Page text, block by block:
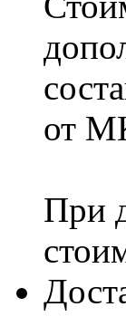
от
При